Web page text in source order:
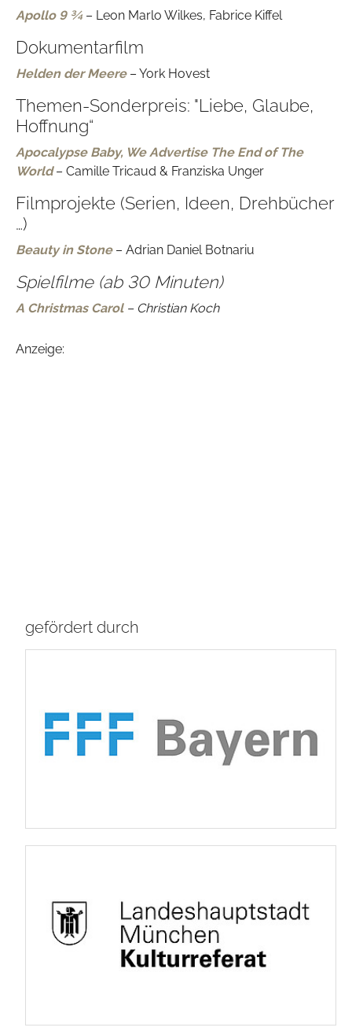
Apollo 9 ¾ – Leon Marlo Wilkes, Fabrice Kiffel
Dokumentarfilm
Helden der Meere– York Hovest
Themen-Sonderpreis: "Liebe, Glaube,
Hoffnung“
Apocalypse Baby, We Advertise The End of The
World– Camille Tricaud & Franziska Unger
Filmprojekte (Serien, Ideen, Drehbücher
…)
Beauty in Stone– Adrian Daniel Botnariu
Spielfilme (ab 30 Minuten)
A Christmas Carol– Christian Koch
Anzeige:
gefördert durch